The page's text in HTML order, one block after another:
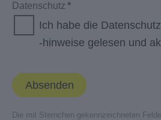
Datenschutz *
Ich habe die
-hinweise gelesen und
Absenden
Die mit Sternchen gekennzeichneten